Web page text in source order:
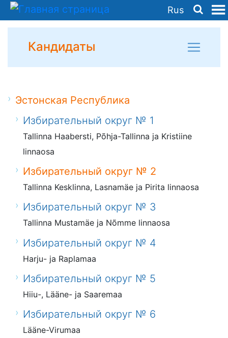
Rus
Кандидаты
Эстонская Республика
Избирательный округ № 1
Tallinna Haabersti, Põhja-Tallinna ja Kristiine
linnaosa
Избирательный округ № 2
Tallinna Kesklinna, Lasnamäe ja Pirita linnaosa
Избирательный округ № 3
Tallinna Mustamäe ja Nõmme linnaosa
Избирательный округ № 4
Harju- ja Raplamaa
Избирательный округ № 5
Hiiu-, Lääne- ja Saaremaa
Избирательный округ № 6
Lääne-Virumaa